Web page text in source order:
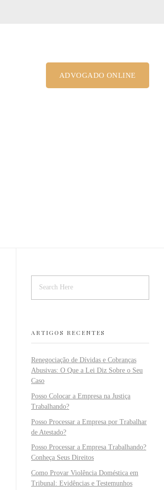
ADVOGADO ONLINE
ARTIGOS RECENTES
Renegociação de Dívidas e Cobranças
Abusivas: O Que a Lei Diz Sobre o Seu
Caso
Posso Colocar a Empresa na Justiça
Trabalhando?
Posso Processar a Empresa por Trabalhar
de Atestado?
Posso Processar a Empresa Trabalhando?
Conheça Seus Direitos
Como Provar Violência Doméstica em
Tribunal: Evidências e Testemunhos